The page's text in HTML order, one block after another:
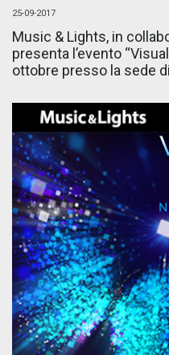
25-09-2017
Music & Lights, in
presenta l’evento
ottobre presso la sede